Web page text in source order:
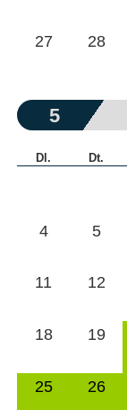
27 28
5
Dl. Dt.
4 5
11 12
18 19
25 26